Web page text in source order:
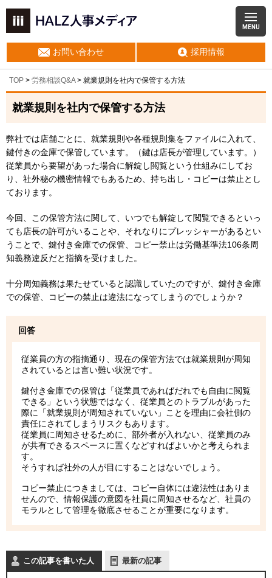
MENU
お問い合わせ 採用情報
TOP > 労務相談Q&A> 就業規則を社内で保管する方法
就業規則を社内で保管する方法
弊社では店舗ごとに、就業規則や各種規則集をファイルに入れて、
鍵付きの金庫で保管しています。（鍵は店長が管理しています。）
従業員から要望があった場合に解錠し閲覧という仕組みにしてお
り、社外秘の機密情報でもあるため、持ち出し・コピーは禁止とし
ております。
今回、この保管方法に関して、いつでも解錠して閲覧できるといっ
ても店長の許可がいることや、それなりにプレッシャーがあるとい
うことで、鍵付き金庫での保管、コピー禁止は労働基準法106条周
知義務違反だと指摘を受けました。
十分周知義務は果たせていると認識していたのですが、鍵付き金庫
での保管、コピーの禁止は違法になってしまうのでしょうか？
回答
従業員の方の指摘通り、現在の保管方法では就業規則が周知
されているとは言い難い状況です。
鍵付き金庫での保管は「従業員であればだれでも自由に閲覧
できる」という状態ではなく、従業員とのトラブルがあった
際に「就業規則が周知されていない」ことを理由に会社側の
責任にされてしまうリスクもあります。
従業員に周知させるために、部外者が入れない、従業員のみ
が共有できるスペースに置くなどすればよいかと考えられま
す。
そうすれば社外の人が目にすることはないでしょう。
コピー禁止につきましては、コピー自体には違法性はありま
せんので、情報保護の意図を社員に周知させるなど、社員の
モラルとして管理を徹底させることが重要になります。
この記事を書いた人 最新の記事